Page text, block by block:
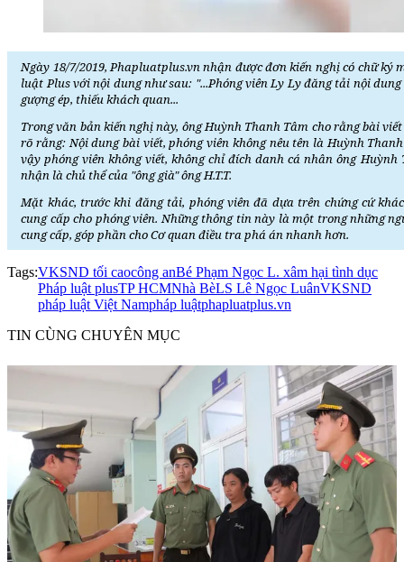
Ngày 18/7/2019, Phapluatplus.vn nhận được đơn kiến nghị có chữ
luật Plus với nội dung như sau: "...Phóng viên Ly Ly đăng tải nội
gượng ép, thiếu khách quan...
Trong văn bản kiến nghị này, ông Huỳnh Thanh Tâm cho rằng bài
rõ rằng: Nội dung bài viết, phóng viên không nêu tên là Huỳnh
vậy phóng viên không viết, không chỉ đích danh cá nhân ông
nhận là chủ thể của "ông già" ông H.T.T.
Mặt khác, trước khi đăng tải, phóng viên đã dựa trên chứng cứ
cung cấp cho phóng viên. Những thông tin này là một trong những
cung cấp, góp phần cho Cơ quan điều tra phá án nhanh hơn.
Tags:VKSND tối caocông anBé Phạm Ngọc L. xâm hại tình dục
Pháp luật plusTP HCMNhà BèLS Lê Ngọc LuânVKSND
pháp luật Việt Nampháp luậtphapluatplus.vn
TIN CÙNG CHUYÊN MỤC